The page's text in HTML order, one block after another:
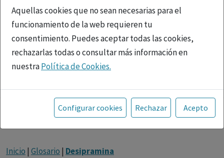
Aquellas cookies que no sean necesarias para el
funcionamiento de la web requieren tu
consentimiento. Puedes aceptar todas las cookies,
rechazarlas todas o consultar más información en
nuestraPolítica de Cookies.
Toda la información incluida en la Página Web está
referida a productos del mercado español y, por
tanto, dirigida a profesionales sanitarios legalmente
facultados para prescribir o dispensar medicamentos
Configurar cookies Rechazar Acepto
Inicio | Glosario | Desipramina